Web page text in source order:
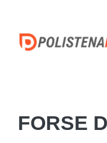
contenuto
FORSE